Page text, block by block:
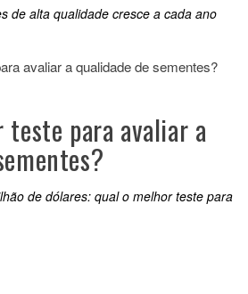
de alta qualidade cresce a cada ano
teste para avaliar a
de dólares: qual o melhor teste para